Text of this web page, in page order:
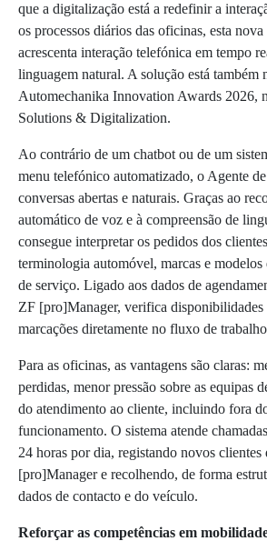
que a digitalização está a redefinir a
os processos diários das oficinas, esta
acrescenta interação telefónica em tempo
linguagem natural. A solução está também
Automechanika Innovation Awards 2026,
Solutions & Digitalization.
Ao contrário de um chatbot ou de um
menu telefónico automatizado, o Agente
conversas abertas e naturais. Graças ao
automático de voz e à compreensão de
consegue interpretar os pedidos dos
terminologia automóvel, marcas e
de serviço. Ligado aos dados de
ZF [pro]Manager, verifica disponibilidades
marcações diretamente no fluxo de
Para as oficinas, as vantagens são claras:
perdidas, menor pressão sobre as equipas
do atendimento ao cliente, incluindo fora
funcionamento. O sistema atende
24 horas por dia, registando novos
[pro]Manager e recolhendo, de forma
dados de contacto e do veículo.
Reforçar as competências em